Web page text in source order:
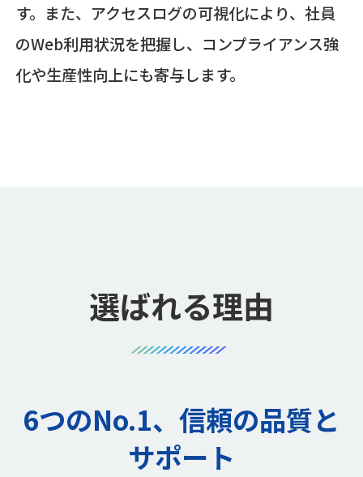
す。また、アクセスログの可視化により、社員
のWeb利用状況を把握し、コンプライアンス強
化や生産性向上にも寄与します。
選ばれる理由
6つのNo.1、信頼の品質と
サポート